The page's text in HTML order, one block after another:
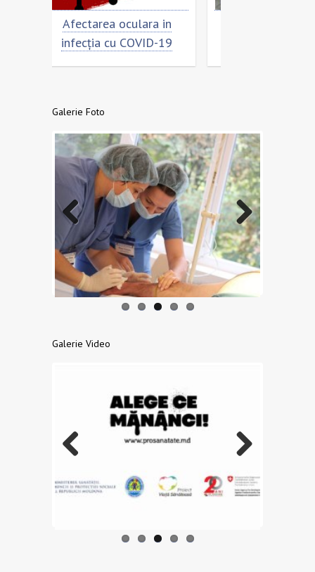
Cât de „încoronat” este
virusul?
Galerie Foto
Previo
us
Next
Galerie Video
us